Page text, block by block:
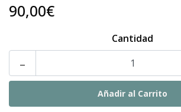
90,00€
Cantidad
-